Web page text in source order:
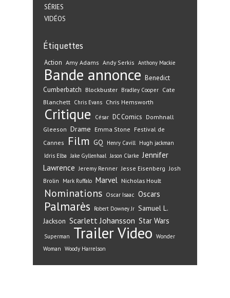
SÉRIES
VIDÉOS
Étiquettes
Action Amy Adams Andy Serkis Anthony Mackie
Bande annonce Benedict
Cumberbatch Blockbuster Bradley Cooper Cate
Blanchett Chris Evans Chris Hemsworth
Critique César DC Comics Domhnall
Gleeson Drame Emma Stone Festival de
Cannes
Film GQ Henry Cavill Hugh jackman
Idris Elba Jake Gyllenhaal Jason Clarke Jennifer
Lawrence Jeremy Renner Jesse Eisenberg Josh
Brolin
Mark Ruffalo Marvel Nicholas Hoult
Nominations Oscar Isaac Oscars
Palmarès Robert Downey Jr Samuel L.
Jackson Scarlett Johansson Star Wars
Superman TrailerVideo Wonder
Woman Woody Harrelson